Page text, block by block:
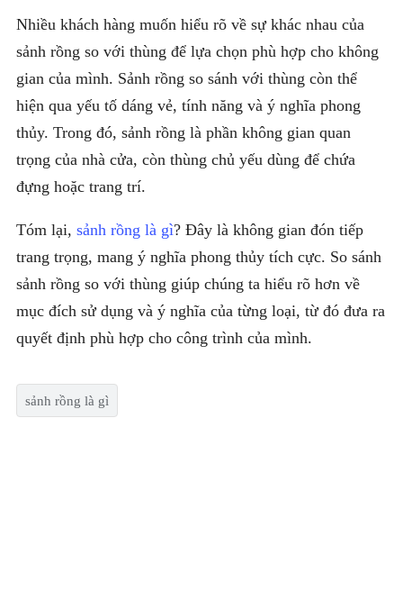
Nhiều khách hàng muốn hiểu rõ về sự khác nhau của
sảnh rồng so với thùng để lựa chọn phù hợp cho không
gian của mình. Sảnh rồng so sánh với thùng còn thể
hiện qua yếu tố dáng vẻ, tính năng và ý nghĩa phong
thủy. Trong đó, sảnh rồng là phần không gian quan
trọng của nhà cửa, còn thùng chủ yếu dùng để chứa
đựng hoặc trang trí.
Tóm lại, sảnh rồng là gì? Đây là không gian đón tiếp
trang trọng, mang ý nghĩa phong thủy tích cực. So sánh
sảnh rồng so với thùng giúp chúng ta hiểu rõ hơn về
mục đích sử dụng và ý nghĩa của từng loại, từ đó đưa ra
quyết định phù hợp cho công trình của mình.
sảnh rồng là gì